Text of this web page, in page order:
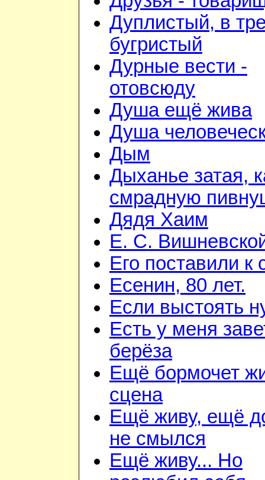
Дуплистый, в
бугристый
Дурные вести -
отовсюду
Душа ещё жива
Душа
Дым
Дыханье затая,
смрадную
Дядя Хаим
Е. С.
Его поставили к
Есенин, 80 лет.
Если выстоять
Есть у меня
берёза
Ещё бормочет
сцена
Ещё живу, ещё
не смылся
Ещё живу... Но